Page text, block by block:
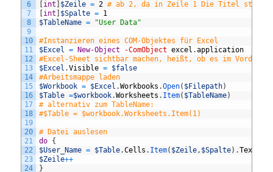
6
7
8
9
10
11
12
13
14
15
16
17
18
19
20
21
22
23
24
int $Zeile = 2 # ab 2, da in Zeile 1 Die Titel stehen
int $Spalte = 1
$TableName = "User Data"
#Instanzieren eines COM-Objektes für Excel
$Excel = New-Object -ComObject excel .application
#Excel-Sheet sichtbar machen, heißt, ob es im
$Excel .Visible = $false
#Arbeitsmappe laden
$Workbook = $Excel .Workbooks .Open( $Filepath)
$Table =$workbook.Worksheets . Item( $TableName)
# alternativ zum TableName:
#$Table = $workbook.Worksheets.Item(1)
# Datei auslesen
do {
$User_Name = $Table.Cells . Item( $Zeile, $Spalte) .Text
$Zeile++
}